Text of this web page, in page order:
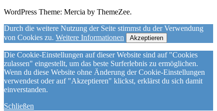
WordPress Theme: Mercia by ThemeZee.
Durch die weitere Nutzung der Seite stimmst du der Verwendung
von Cookies zu. Weitere Informationen Akzeptieren
Die Cookie-Einstellungen auf dieser Website sind auf "Cookies
zulassen" eingestellt, um das beste Surferlebnis zu ermöglichen.
Wenn du diese Website ohne Änderung der Cookie-Einstellungen
verwendest oder auf "Akzeptieren" klickst, erklärst du sich damit
einverstanden.
Schließen